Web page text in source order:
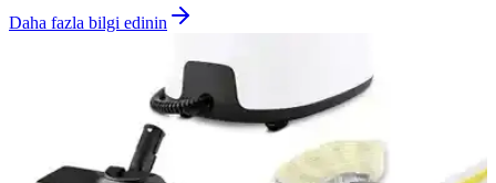
Daha fazla bilgi edinin